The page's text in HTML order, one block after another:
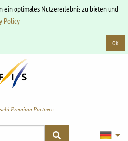
ein optimales Nutzererlebnis zu bieten und
Policy
OK
Premium Partners